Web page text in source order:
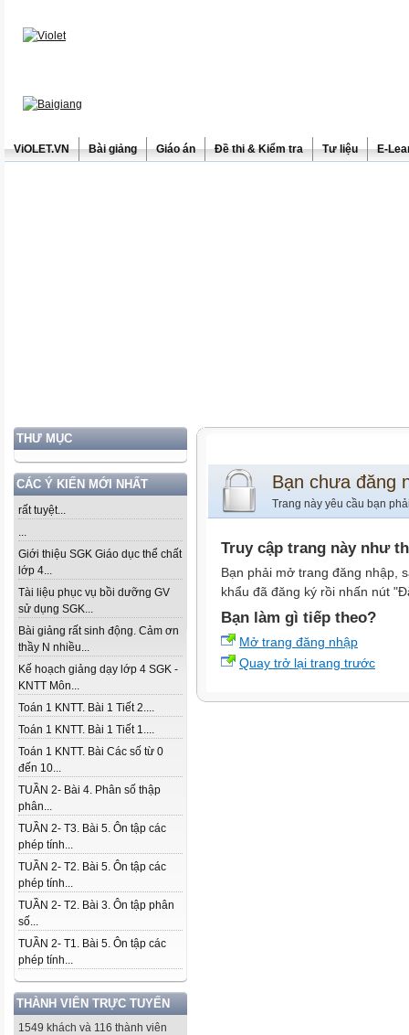
ViOLET.VN Bài giảng Giáo án Đề thi & Kiểm tra Tư liệu E-
THƯ MỤC
CÁC Ý KIẾN MỚI NHẤT
rất tuyệt...
...
Giới thiệu SGK Giáo dục thể chất
lớp 4...
Tài liệu phục vụ bồi dưỡng GV
sử dụng SGK...
Bài giảng rất sinh động. Cảm ơn
thầy N nhiều...
Kế hoạch giảng dạy lớp 4 SGK -
KNTT Môn...
Toán 1 KNTT. Bài 1 Tiết 2....
Toán 1 KNTT. Bài 1 Tiết 1....
Toán 1 KNTT. Bài Các số từ 0
đến 10...
TUẦN 2- Bài 4. Phân số thập
phân...
TUẦN 2- T3. Bài 5. Ôn tập các
phép tính...
TUẦN 2- T2. Bài 5. Ôn tập các
phép tính...
TUẦN 2- T2. Bài 3. Ôn tập phân
số...
TUẦN 2- T1. Bài 5. Ôn tập các
phép tính...
THÀNH VIÊN TRỰC TUYẾN
1549 khách và 116 thành viên
Bạn chưa đăng
Trang này yêu cầu bạn
Truy cập trang này như
Bạn phải mở trang đăng nhập,
khẩu đã đăng ký rồi nhấn nút
Bạn làm gì tiếp theo?
Mở trang đăng nhập
Quay trở lại trang trước